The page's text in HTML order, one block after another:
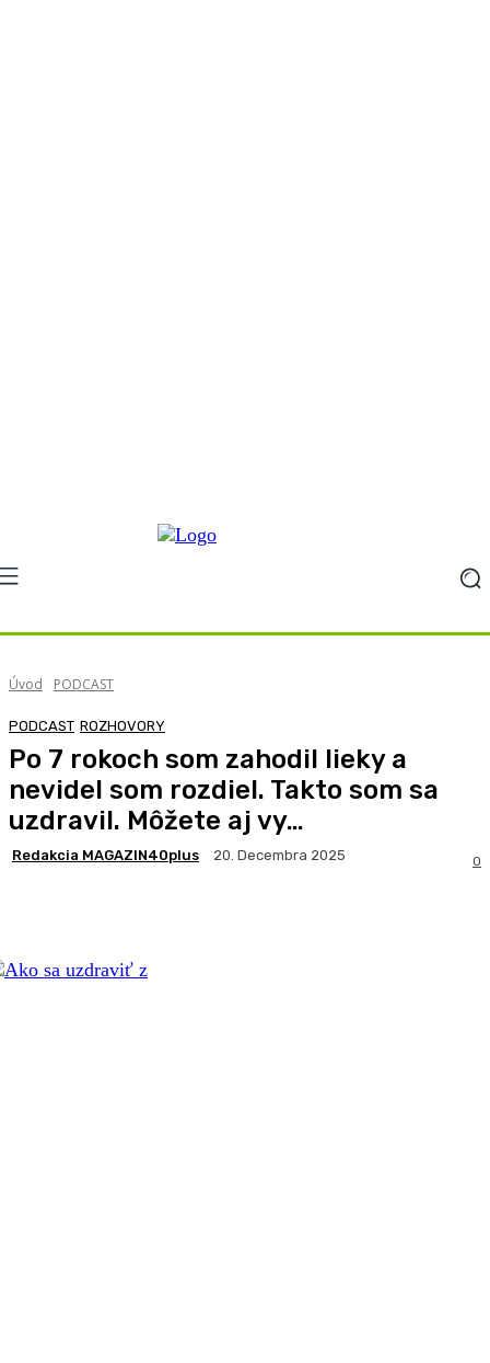
Úvod PODCAST
PODCAST ROZHOVORY
Po 7 rokoch som zahodil lieky a
nevidel som rozdiel. Takto som sa
uzdravil. Môžete aj vy…
Redakcia MAGAZIN40plus 20. Decembra 2025 0